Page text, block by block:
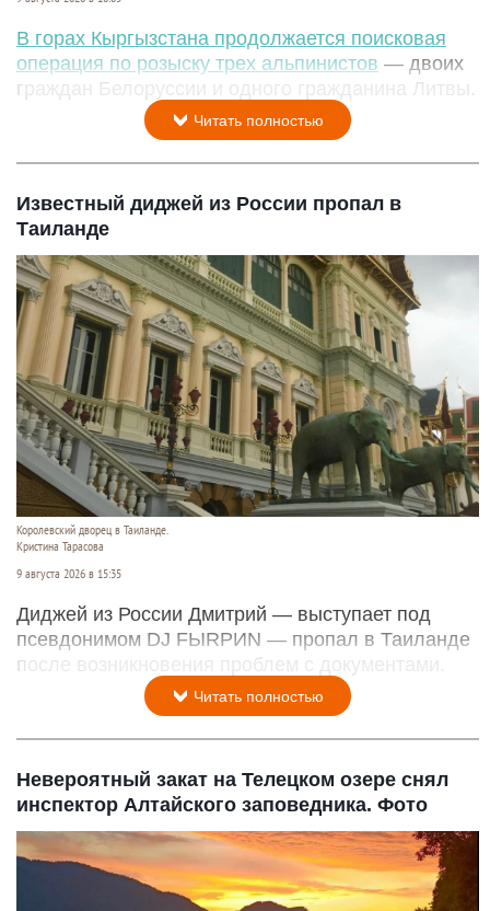
В горах Кыргызстана продолжается поисковая
операция по розыску трех альпинистов — двоих
граждан Белоруссии и одного гражданина Литвы.
Читать полностью
Известный диджей из России пропал в
Таиланде
Королевский дворец в Таиланде.
Кристина Тарасова
9 августа 2026 в 15:35
Диджей из России Дмитрий — выступает под
псевдонимом DJ FЫRРИN — пропал в Таиланде
после возникновения проблем с документами.
Читать полностью
Невероятный закат на Телецком озере снял
инспектор Алтайского заповедника. Фото